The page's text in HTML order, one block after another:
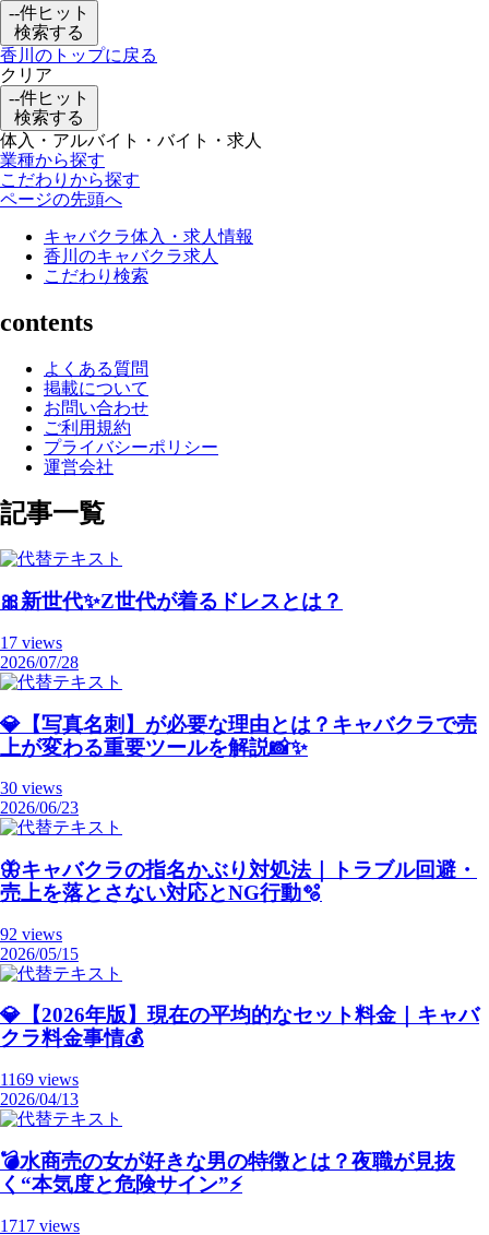
--件ヒット
検索する
香川のトップに戻る
クリア
--件ヒット
検索する
体入・アルバイト・バイト・求人
業種から探す
こだわりから探す
ページの先頭へ
キャバクラ体入・求人情報
香川のキャバクラ求人
こだわり検索
contents
よくある質問
掲載について
お問い合わせ
ご利用規約
プライバシーポリシー
運営会社
記事一覧
🎀新世代✨Z世代が着るドレスとは？
17 views
2026/07/28
💎【写真名刺】が必要な理由とは？キャバクラで売
上が変わる重要ツールを解説📸✨
30 views
2026/06/23
🦋キャバクラの指名かぶり対処法｜トラブル回避・
売上を落とさない対応とNG行動🫧
92 views
2026/05/15
💎【2026年版】現在の平均的なセット料金｜キャバ
クラ料金事情💰
1169 views
2026/04/13
💣️水商売の女が好きな男の特徴とは？夜職が見抜
く“本気度と危険サイン”⚡️
1717 views